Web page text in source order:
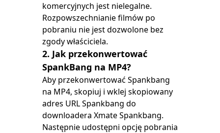
komercyjnych jest nielegalne.
Rozpowszechnianie filmów po
pobraniu nie jest dozwolone bez
zgody właściciela.
2. Jak przekonwertować
SpankBang na MP4?
Aby przekonwertować Spankbang
na MP4, skopiuj i wklej skopiowany
adres URL Spankbang do
downloadera Xmate Spankbang.
Następnie udostępni opcję pobrania